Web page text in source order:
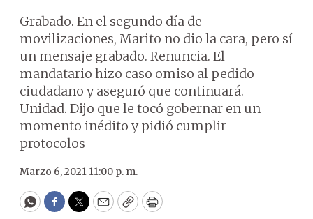
Grabado. En el segundo día de
movilizaciones, Marito no dio la cara, pero sí
un mensaje grabado. Renuncia. El
mandatario hizo caso omiso al pedido
ciudadano y aseguró que continuará.
Unidad. Dijo que le tocó gobernar en un
momento inédito y pidió cumplir
protocolos
Marzo 6, 2021 11:00 p. m.
WhatsApp
Facebook
Twitter
EmailCopyPrint